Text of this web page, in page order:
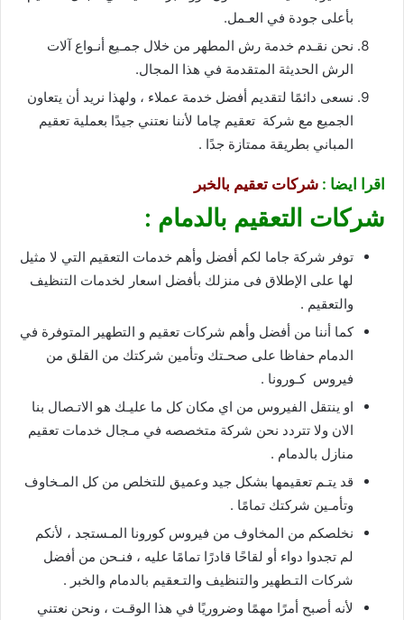
بأعلى جودة في العـمل.
نحن نقـدم خدمة رش المطهر من خلال جمـيع أنـواع آلات
الرش الحديثة المتقدمة في هذا المجال.
نسعى دائمًا لتقديم أفضل خدمة عملاء ، ولهذا نريد أن يتعاون
الجميع مع شركة تعقيم چاما لأننا نعتني جيدًا بعملية تعقيم
المباني بطريقة ممتازة جدًا .
اقرا ايضا : شركات تعقيم بالخبر
شركات التعقيم بالدمام :
توفر شركة جاما لكم أفضل وأهم خدمات التعقيم التي لا مثيل
لها على الإطلاق فى منزلك بأفضل اسعار لخدمات التنظيف
والتعقيم .
كما أننا من أفضل وأهم شركات تعقيم و التطهير المتوفرة في
الدمام حفاظا على صحـتك وتأمين شركتك من القلق من
فيروس كـورونا .
او ينتقل الفيروس من اي مكان كل ما عليـك هو الاتـصال بنا
الان ولا تتردد نحن شركة متخصصه في مـجال خدمات تعقيم
منازل بالدمام .
قد يتـم تعقيمها بشكل جيد وعميق للتخلص من كل المـخاوف
وتأمـين شركتك تمامًا .
نخلصكم من المخاوف من فيروس كورونا المـستجد ، لأنكم
لم تجدوا دواء أو لقاحًا قادرًا تمامًا عليه ، فنـحن من أفضل
شركات التـطهير والتنظيف والتـعقيم بالدمام والخبر .
لأنه أصبح أمرًا مهمًا وضروريًا في هذا الوقـت ، ونحن نعتني